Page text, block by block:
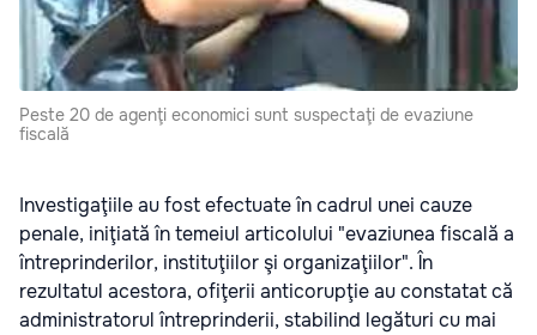
Peste 20 de agenţi economici sunt suspectaţi de evaziune
fiscală
Investigaţiile au fost efectuate în cadrul unei cauze
penale, iniţiată în temeiul articolului "evaziunea fiscală a
întreprinderilor, instituţiilor şi organizaţiilor". În
rezultatul acestora, ofiţerii anticorupţie au constatat că
administratorul întreprinderii, stabilind legături cu mai